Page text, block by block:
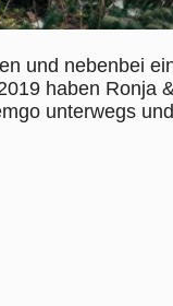
und nebenbei
haben Ronja
unterwegs